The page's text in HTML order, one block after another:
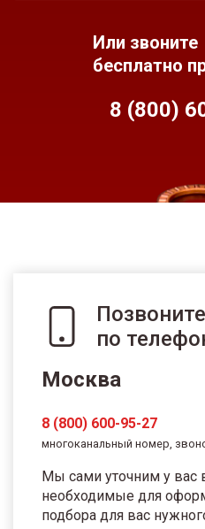
Или звоните
бесплатно
8 (800)
по
Москва
8 (800) 600-95-27
многоканальный номер,
Мы сами уточним у вас
необходимые для
подбора для вас